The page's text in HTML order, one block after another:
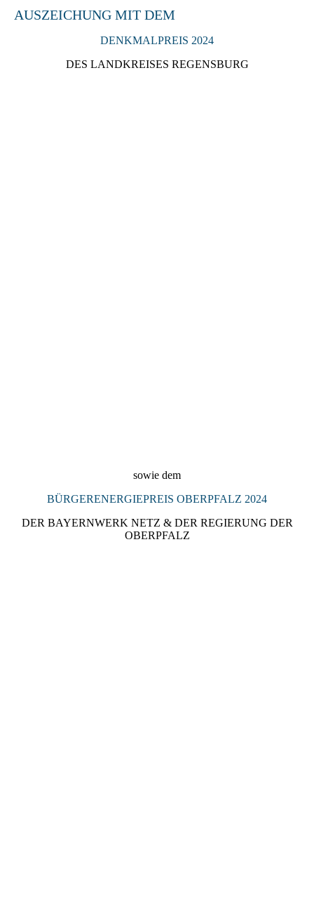
AUSZEICHUNG MIT DEM
DENKMALPREIS 2024
DES LANDKREISES REGENSBURG
sowie dem
BÜRGERENERGIEPREIS OBERPFALZ 2024
DER BAYERNWERK NETZ & DER REGIERUNG DER
OBERPFALZ